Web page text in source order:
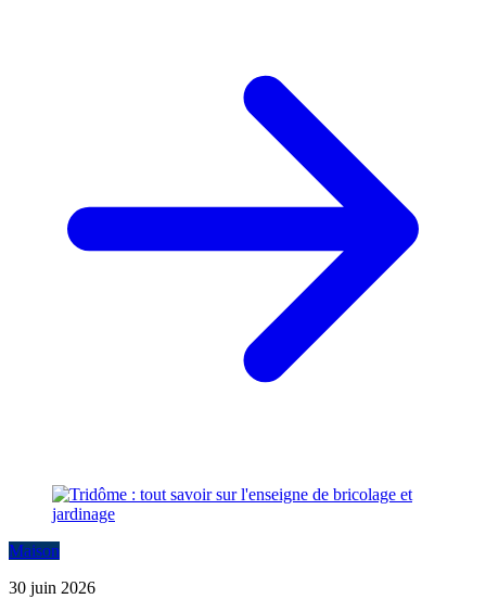
Maison
30 juin 2026